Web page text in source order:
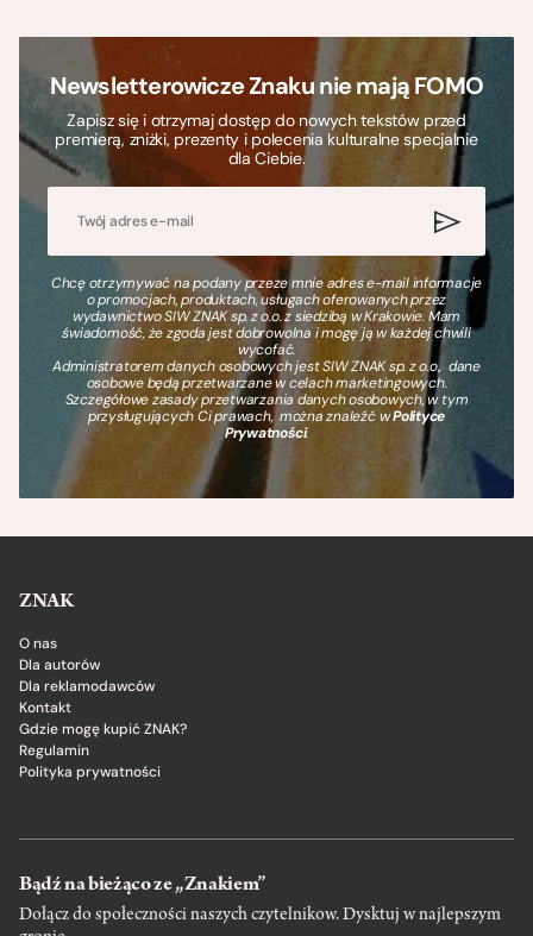
Newsletterowicze Znaku nie mają FOMO
Zapisz się i otrzymaj dostęp do nowych tekstów przed
premierą, zniżki, prezenty i polecenia kulturalne specjalnie
dla Ciebie.
Chcę otrzymywać na podany przeze mnie adres e-mail informacje
o promocjach, produktach, usługach oferowanych przez
wydawnictwo SIW ZNAK sp. z o.o. z siedzibą w Krakowie. Mam
świadomość, że zgoda jest dobrowolna i mogę ją w każdej chwili
wycofać.
Administratorem danych osobowych jest SIW ZNAK sp. z o.o., dane
osobowe będą przetwarzane w celach marketingowych.
Szczegółowe zasady przetwarzania danych osobowych, w tym
przysługujących Ci prawach, można znaleźć wPolityce
Prywatności.
ZNAK
O nas
Dla autorów
Dla reklamodawców
Kontakt
Gdzie mogę kupić ZNAK?
Regulamin
Polityka prywatności
Bądź na bieżąco ze „Znakiem”
Dołącz do społeczności naszych czytelnikow. Dysktuj w najlepszym